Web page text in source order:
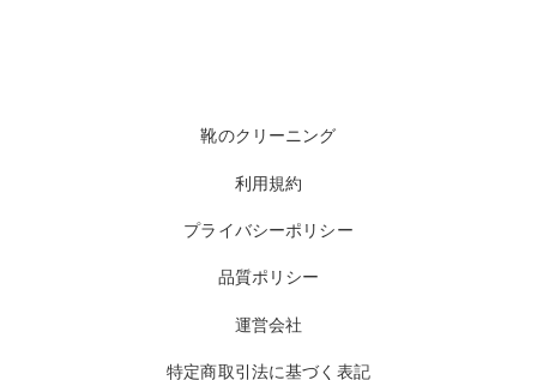
靴のクリーニング
利用規約
プライバシーポリシー
品質ポリシー
運営会社
特定商取引法に基づく表記